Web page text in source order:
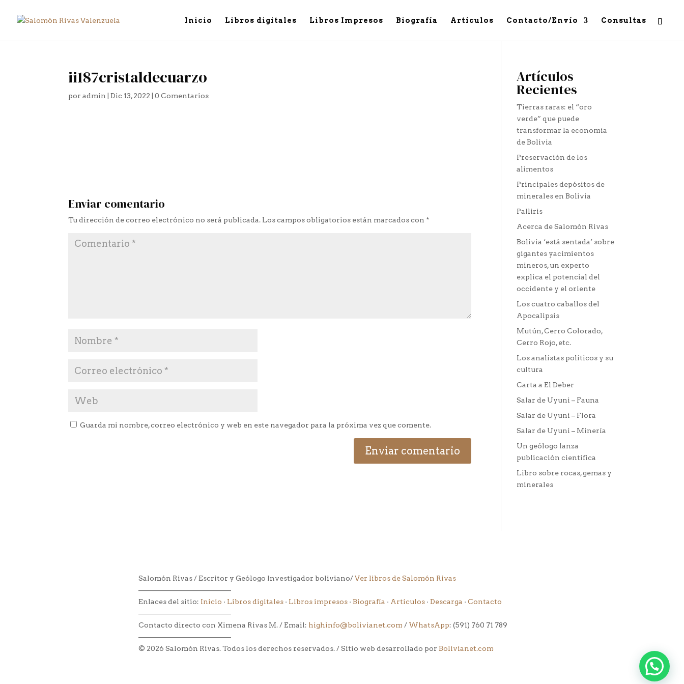
Inicio Libros digitales Libros Impresos Biografía Artículos Contacto/Envío Consultas
ii187cristaldecuarzo
poradmin |Dic 13, 2022 |0 Comentarios
Enviar comentario
Tu dirección de correo electrónico no será publicada. Los campos obligatorios están marcados con *
Guarda mi nombre, correo electrónico y web en este navegador para la próxima vez que comente.
Artículos
Recientes
Tierras raras: el “oro
verde” que puede
transformar la economía
de Bolivia
Preservación de los
alimentos
Principales depósitos de
minerales en Bolivia
Palliris
Acerca de Salomón Rivas
Bolivia ‘está sentada’ sobre
gigantes yacimientos
mineros, un experto
explica el potencial del
occidente y el oriente
Los cuatro caballos del
Apocalipsis
Mutún, Cerro Colorado,
Cerro Rojo, etc.
Los analístas políticos y su
cultura
Carta a El Deber
Salar de Uyuni – Fauna
Salar de Uyuni – Flora
Salar de Uyuni – Minería
Un geólogo lanza
publicación científica
Libro sobre rocas, gemas y
minerales
Salomón Rivas / Escritor y Geólogo Investigador boliviano/Ver libros de Salomón Rivas
––––––––––––––––––––––––––
Enlaces del sitio: Inicio · Libros digitales · Libros impresos · Biografía · Artículos · Descarga · Contacto
––––––––––––––––––––––––––
Contacto directo con Ximena Rivas M. / Email: highinfo@bolivianet.com / WhatsApp: (591) 760 71 789
––––––––––––––––––––––––––
© 2026 Salomón Rivas. Todos los derechos reservados. / Sitio web desarrollado por Bolivianet.com